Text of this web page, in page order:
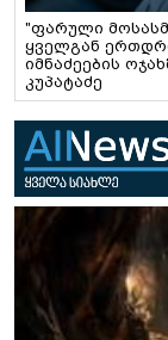
"ფარული
ყველგან
იმნაძეების
კუპატაძე